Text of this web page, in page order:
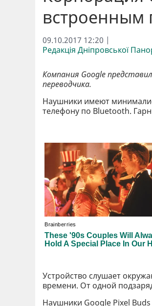
встроенным
09.10.2017 12:20 |
Редакція Дніпровської
Компания Google
переводчика.
Наушники имеют
телефону по Bluetooth.
Устройство слушает
времени. От одной
Наушники Google Pixel Buds